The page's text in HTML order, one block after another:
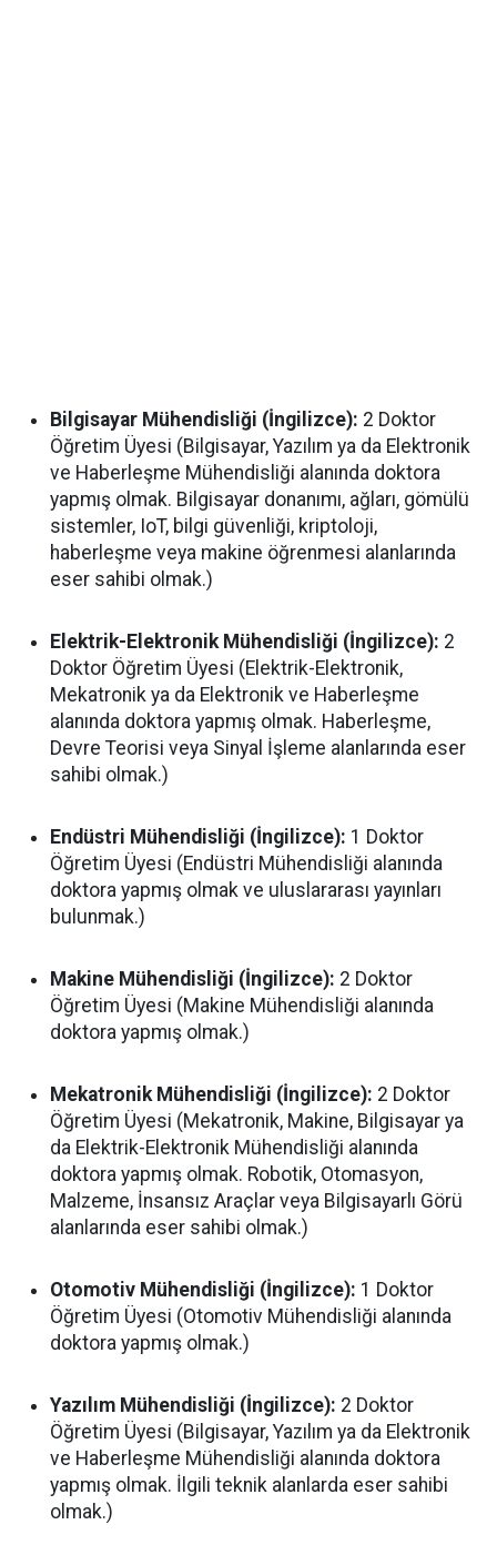
Bilgisayar Mühendisliği (İngilizce): 2 Doktor
Öğretim Üyesi (Bilgisayar, Yazılım ya da Elektronik
ve Haberleşme Mühendisliği alanında doktora
yapmış olmak. Bilgisayar donanımı, ağları, gömülü
sistemler, IoT, bilgi güvenliği, kriptoloji,
haberleşme veya makine öğrenmesi alanlarında
eser sahibi olmak.)
Elektrik-Elektronik Mühendisliği (İngilizce): 2
Doktor Öğretim Üyesi (Elektrik-Elektronik,
Mekatronik ya da Elektronik ve Haberleşme
alanında doktora yapmış olmak. Haberleşme,
Devre Teorisi veya Sinyal İşleme alanlarında eser
sahibi olmak.)
Endüstri Mühendisliği (İngilizce): 1 Doktor
Öğretim Üyesi (Endüstri Mühendisliği alanında
doktora yapmış olmak ve uluslararası yayınları
bulunmak.)
Makine Mühendisliği (İngilizce): 2 Doktor
Öğretim Üyesi (Makine Mühendisliği alanında
doktora yapmış olmak.)
Mekatronik Mühendisliği (İngilizce): 2 Doktor
Öğretim Üyesi (Mekatronik, Makine, Bilgisayar ya
da Elektrik-Elektronik Mühendisliği alanında
doktora yapmış olmak. Robotik, Otomasyon,
Malzeme, İnsansız Araçlar veya Bilgisayarlı Görü
alanlarında eser sahibi olmak.)
Otomotiv Mühendisliği (İngilizce): 1 Doktor
Öğretim Üyesi (Otomotiv Mühendisliği alanında
doktora yapmış olmak.)
Yazılım Mühendisliği (İngilizce): 2 Doktor
Öğretim Üyesi (Bilgisayar, Yazılım ya da Elektronik
ve Haberleşme Mühendisliği alanında doktora
yapmış olmak. İlgili teknik alanlarda eser sahibi
olmak.)